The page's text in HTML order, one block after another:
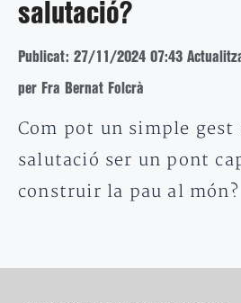
salutació?
Publicat: 27/11/2024 07:43
per Fra Bernat Folcrà
Com pot un simple gest
salutació ser un pont
construir la pau al